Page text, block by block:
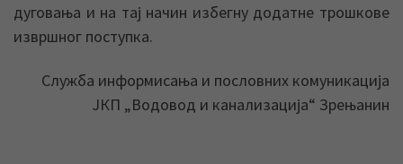
дуговања и на тај начин избегну додатне трошкове
извршног поступка.
Служба информисања и пословних комуникација
ЈКП „Водовод и канализација“ Зрењанин